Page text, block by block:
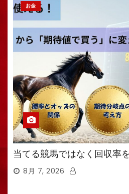
お金
当てる競馬ではなく回収率
8月 7, 2026